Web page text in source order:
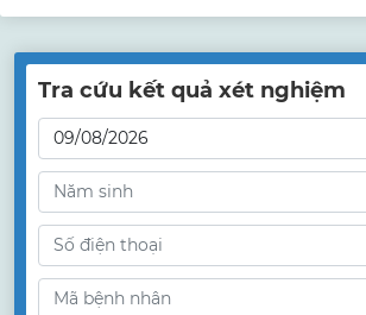
Tra cứu kết quả xét nghiệm